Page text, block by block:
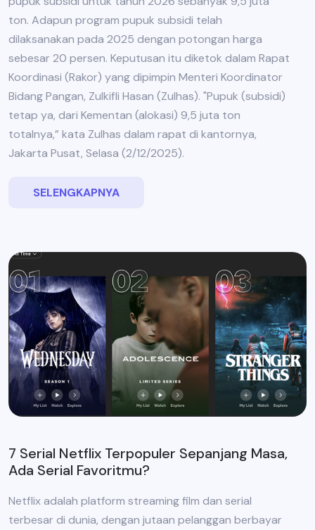
ton. Adapun program pupuk subsidi telah
dilaksanakan pada 2025 dengan potongan harga
sebesar 20 persen. Keputusan itu diketok dalam Rapat
Koordinasi (Rakor) yang dipimpin Menteri Koordinator
Bidang Pangan, Zulkifli Hasan (Zulhas). "Pupuk (subsidi)
tetap ya, dari Kementan (alokasi) 9,5 juta ton
totalnya,” kata Zulhas dalam rapat di kantornya,
Jakarta Pusat, Selasa (2/12/2025).
SELENGKAPNYA
7 Serial Netflix Terpopuler Sepanjang Masa,
Ada Serial Favoritmu?
Netflix adalah platform streaming film dan serial
terbesar di dunia, dengan jutaan pelanggan berbayar